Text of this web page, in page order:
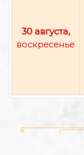
30 августа,
воскресенье